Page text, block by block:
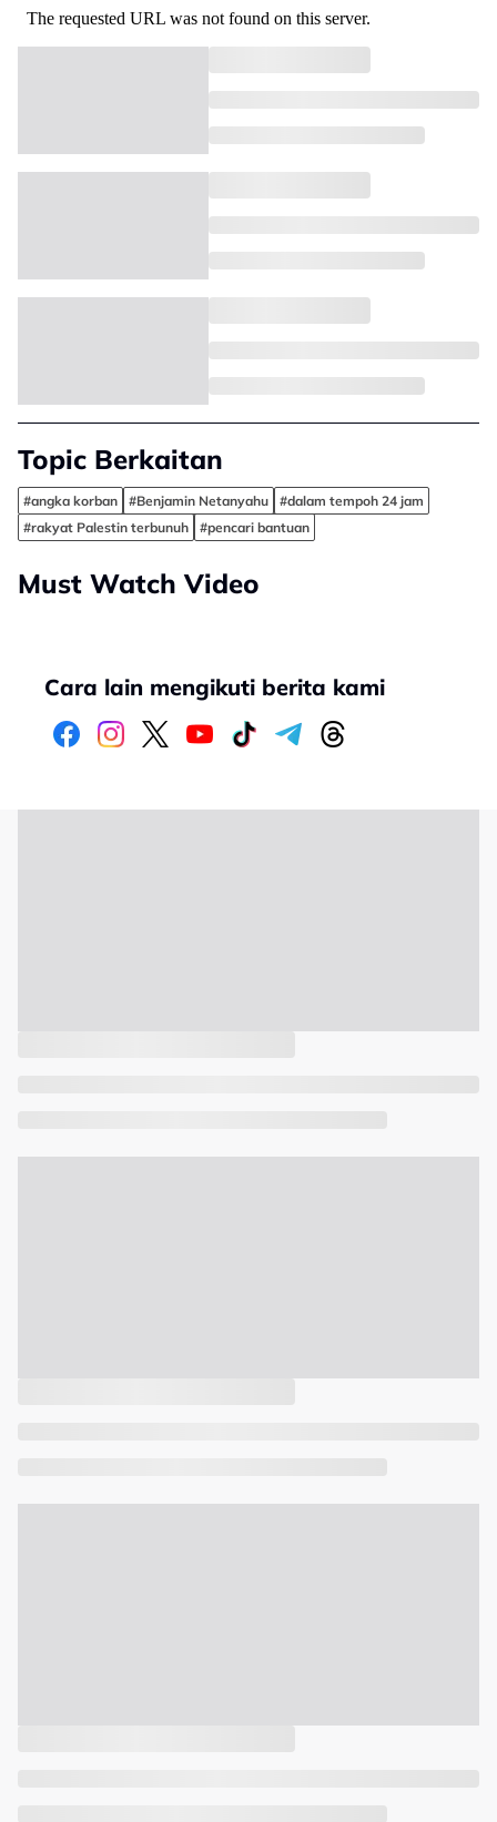
Topic Berkaitan
#angka korban #Benjamin Netanyahu
#dalam tempoh 24 jam
#rakyat Palestin terbunuh
#pencari bantuan
Must Watch Video
Cara lain mengikuti berita kami